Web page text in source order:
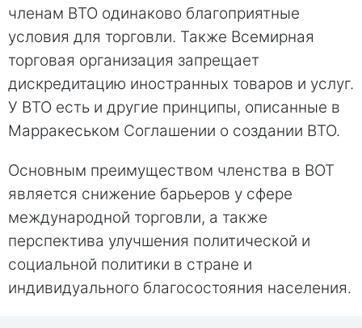
членам ВТО одинаково благоприятные
условия для торговли. Также Всемирная
торговая организация запрещает
дискредитацию иностранных товаров и услуг.
У ВТО есть и другие принципы, описанные в
Марракеськом Соглашении о создании ВТО.
Основным преимуществом членства в ВОТ
является снижение барьеров у сфере
международной торговли, а также
перспектива улучшения политической и
социальной политики в стране и
индивидуального благосостояния населения.